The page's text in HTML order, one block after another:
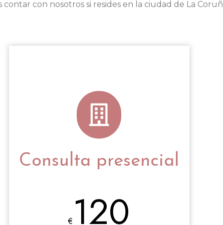
contar con nosotros si resides en la ciudad de La
Consulta presencial
€ 120